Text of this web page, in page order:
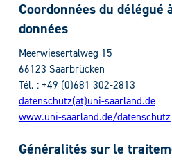
Coordonnées du délégué
données
Meerwiesertalweg 15
66123 Saarbrücken
Tél. : +49 (0)681 302-2813
datenschutz(at)uni-saarland.de
www.uni-saarland.de/datenschutz
Généralités sur le